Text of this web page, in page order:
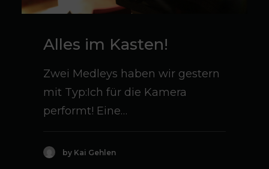
Alles im Kasten!
Zwei Medleys haben wir gestern
mit Typ:Ich für die Kamera
performt! Eine…
by Kai Gehlen